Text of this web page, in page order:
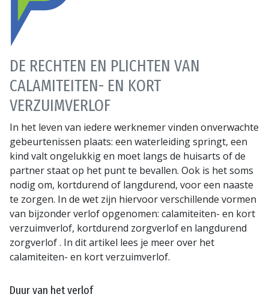
DE RECHTEN EN PLICHTEN VAN
CALAMITEITEN- EN KORT
VERZUIMVERLOF
In het leven van iedere werknemer vinden onverwachte
gebeurtenissen plaats: een waterleiding springt, een
kind valt ongelukkig en moet langs de huisarts of de
partner staat op het punt te bevallen. Ook is het soms
nodig om, kortdurend of langdurend, voor een naaste
te zorgen. In de wet zijn hiervoor verschillende vormen
van bijzonder verlof opgenomen: calamiteiten- en kort
verzuimverlof, kortdurend zorgverlof en langdurend
zorgverlof . In dit artikel lees je meer over het
calamiteiten- en kort verzuimverlof.
Duur van het verlof